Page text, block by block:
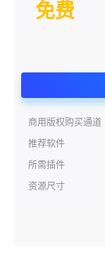
免费
商用版权购买通道
推荐软件
所需插件
资源尺寸